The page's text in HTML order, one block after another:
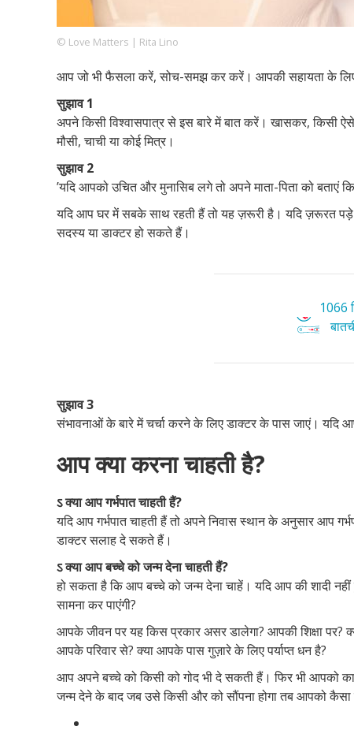
Footer
Company
हमारे सिद्धांत Just Poocho संपर्क करें
© Love Matters | Rita Lino
आप जो भी फैसला करें, सोच-समझ कर करें। आपकी सहायता के लिए
सुझाव 1
अपने किसी विश्वासपात्र से इस बारे में बात करें। खासकर,
मौसी, चाची या कोई मित्र।
सुझाव 2
’यदि आपको उचित और मुनासिब लगे तो अपने माता-पिता को बताएं
यदि आप घर में सबके साथ रहती हैं तो यह ज़रूरी है। यदि ज़रूरत पड़े
सदस्य या डाक्टर हो सकते हैं।
1066
सुझाव 3
संभावनाओं के बारे में चर्चा करने के लिए डाक्टर के पास जाएं। यदि
आप क्या करना चाहती है?
ऽ क्या आप गर्भपात चाहती हैं?
यदि आप गर्भपात चाहती हैं तो अपने निवास स्थान के अनुसार आप
डाक्टर सलाह दे सकते हैं।
ऽ क्या आप बच्चे को जन्म देना चाहती हैं?
हो सकता है कि आप बच्चे को जन्म देना चाहें। यदि आप की शादी नहीं
सामना कर पाएंगी?
आपके जीवन पर यह किस प्रकार असर डालेगा? आपकी शिक्षा पर?
आपके परिवार से? क्या आपके पास गुज़ारे के लिए पर्याप्त धन है?
आप अपने बच्चे को किसी को गोद भी दे सकती हैं। फिर भी आपको
जन्म देने के बाद जब उसे किसी और को सौंपना होगा तब आपको कैसा